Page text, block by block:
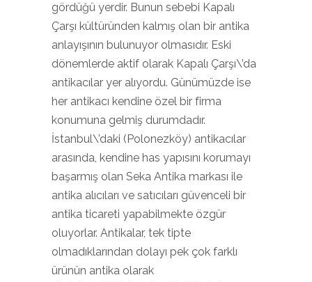
gördüğü yerdir. Bunun sebebi Kapalı
Çarşı kültüründen kalmış olan bir antika
anlayışının bulunuyor olmasıdır. Eski
dönemlerde aktif olarak Kapalı Çarşı\’da
antikacılar yer alıyordu. Günümüzde ise
her antikacı kendine özel bir firma
konumuna gelmiş durumdadır.
İstanbul\’daki (Polonezköy) antikacılar
arasında, kendine has yapısını korumayı
başarmış olan Seka Antika markası ile
antika alıcıları ve satıcıları güvenceli bir
antika ticareti yapabilmekte özgür
oluyorlar. Antikalar, tek tipte
olmadıklarından dolayı pek çok farklı
ürünün antika olarak